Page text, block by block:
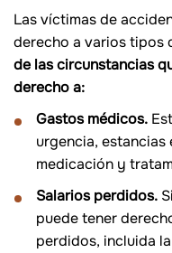
Las víctimas de
derecho a varios tipos
de las circunstancias
derecho a:
Gastos médicos.
urgencia,
medicación y
Salarios perdidos.
puede tener
perdidos, incluida